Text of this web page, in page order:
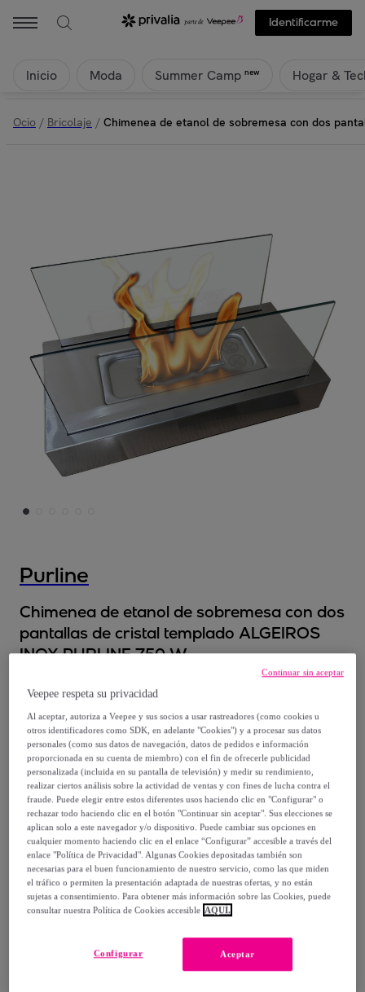
Identificarme
Inicio Moda Summer Camp new Hogar &
Ocio / Bricolaje / Chimenea de etanol de sobremesa con dos
Purline
Chimenea de etanol de sobremesa con dos
pantallas de cristal templado ALGEIROS
INOX PURLINE 750 W
64,99 €
129,00 €
-49%
Posible recogida de tu antiguo producto,ver condiciones
Vendido porFirstline Europa SL
Entrega
Veepee respeta su privacidad
Al aceptar, autoriza a Veepee y sus socios a usar rastreadores (como cookies u
otros identificadores como SDK, en adelante "Cookies") y a procesar sus datos
personales (como sus datos de navegación, datos de pedidos e información
proporcionada en su cuenta de miembro) con el fin de ofrecerle publicidad
personalizada (incluida en su pantalla de televisión) y medir su rendimiento,
realizar ciertos análisis sobre la actividad de ventas y con fines de lucha contra el
fraude. Puede elegir entre estos diferentes usos haciendo clic en "Configurar" o
rechazar todo haciendo clic en el botón "Continuar sin aceptar". Sus elecciones se
aplican solo a este navegador y/o dispositivo. Puede cambiar sus opciones en
cualquier momento haciendo clic en el enlace “Configurar” accesible a través del
enlace "Política de Privacidad". Algunas Cookies depositadas también son
necesarias para el buen funcionamiento de nuestro servicio, como las que miden
el tráfico o permiten la presentación adaptada de nuestras ofertas, y no están
sujetas a consentimiento. Para obtener más información sobre las Cookies, puede
consultar nuestra Política de Cookies accesible AQUÍ.
Aceptar
Configurar
Continuar sin aceptar